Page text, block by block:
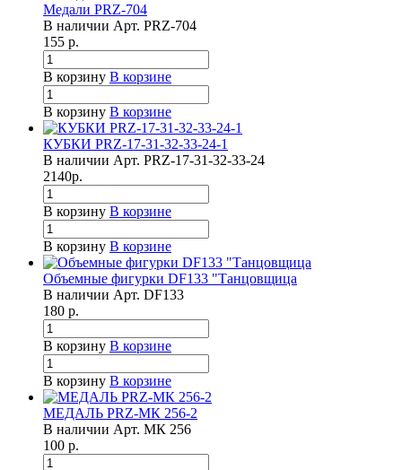
Медали PRZ-704
В наличии Арт. PRZ-704
155 р.
В корзину В корзине
В корзину В корзине
КУБКИ PRZ-17-31-32-33-24-1
В наличии Арт. PRZ-17-31-32-33-24
2140р.
В корзину В корзине
В корзину В корзине
Объемные фигурки DF133 "Танцовщица
В наличии Арт. DF133
180 р.
В корзину В корзине
В корзину В корзине
МЕДАЛЬ PRZ-МК 256-2
В наличии Арт. МК 256
100 р.